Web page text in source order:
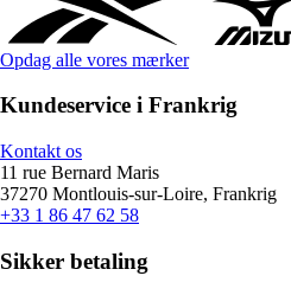
Opdag alle vores mærker
Kundeservice i Frankrig
Kontakt os
11 rue Bernard Maris
37270 Montlouis-sur-Loire, Frankrig
+33 1 86 47 62 58
Sikker betaling